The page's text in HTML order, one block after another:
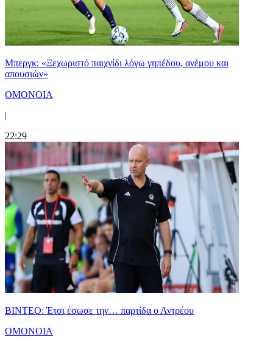
Μπεργκ: «Ξεχωριστό παιχνίδι λόγω γηπέδου, ανέμου και
απουσιών»
ΟΜΟΝΟΙΑ
|
22:29
ΒΙΝΤΕΟ: Έτσι έσωσε την… παρτίδα ο Αντρέου
ΟΜΟΝΟΙΑ